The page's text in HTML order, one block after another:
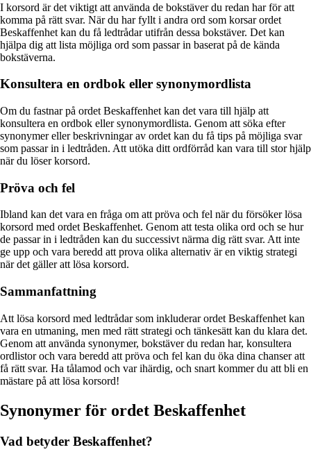
I korsord är det viktigt att använda de bokstäver du redan har för att
komma på rätt svar. När du har fyllt i andra ord som korsar ordet
Beskaffenhet kan du få ledtrådar utifrån dessa bokstäver. Det kan
hjälpa dig att lista möjliga ord som passar in baserat på de kända
bokstäverna.
Konsultera en ordbok eller synonymordlista
Om du fastnar på ordet Beskaffenhet kan det vara till hjälp att
konsultera en ordbok eller synonymordlista. Genom att söka efter
synonymer eller beskrivningar av ordet kan du få tips på möjliga svar
som passar in i ledtråden. Att utöka ditt ordförråd kan vara till stor hjälp
när du löser korsord.
Pröva och fel
Ibland kan det vara en fråga om att pröva och fel när du försöker lösa
korsord med ordet Beskaffenhet. Genom att testa olika ord och se hur
de passar in i ledtråden kan du successivt närma dig rätt svar. Att inte
ge upp och vara beredd att prova olika alternativ är en viktig strategi
när det gäller att lösa korsord.
Sammanfattning
Att lösa korsord med ledtrådar som inkluderar ordet Beskaffenhet kan
vara en utmaning, men med rätt strategi och tänkesätt kan du klara det.
Genom att använda synonymer, bokstäver du redan har, konsultera
ordlistor och vara beredd att pröva och fel kan du öka dina chanser att
få rätt svar. Ha tålamod och var ihärdig, och snart kommer du att bli en
mästare på att lösa korsord!
Synonymer för ordet Beskaffenhet
Vad betyder Beskaffenhet?